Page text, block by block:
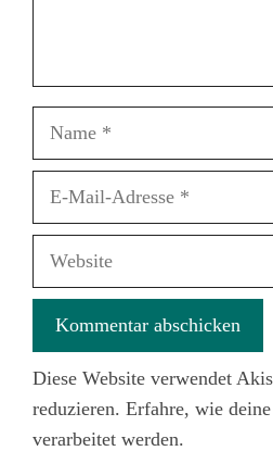
Diese Website verwendet
reduzieren. Erfahre, wie
verarbeitet werden.